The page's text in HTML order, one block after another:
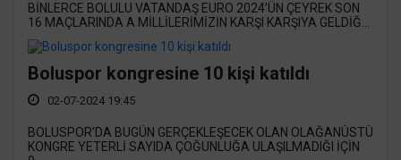
BİNLERCE BOLULU VATANDAŞ EURO 2024’ÜN ÇEYREK SON
16 MAÇLARINDA A MİLLİLERİMİZİN KARŞI KARŞIYA GELDİĞ...
Boluspor kongresine 10 kişi katıldı
02-07-2024 19:45
BOLUSPOR’DA BUGÜN GERÇEKLEŞECEK OLAN OLAĞANÜSTÜ
KONGRE YETERLİ SAYIDA ÇOĞUNLUĞA ULAŞILMADIĞI İÇİN